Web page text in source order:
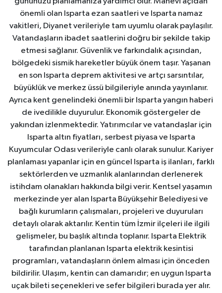
önemli olan Isparta ezan saatleri ve Isparta namaz
vakitleri, Diyanet verileriyle tam uyumlu olarak paylaşılır.
Vatandaşların ibadet saatlerini doğru bir şekilde takip
etmesi sağlanır. Güvenlik ve farkındalık açısından,
bölgedeki sismik hareketler büyük önem taşır. Yaşanan
en son Isparta deprem aktivitesi ve artçı sarsıntılar,
büyüklük ve merkez üssü bilgileriyle anında yayınlanır.
Ayrıca kent genelindeki önemli bir Isparta yangın haberi
de ivedilikle duyurulur. Ekonomik göstergeler de
yakından izlenmektedir. Yatırımcılar ve vatandaşlar için
Isparta altın fiyatları, serbest piyasa ve Isparta
Kuyumcular Odası verileriyle canlı olarak sunulur. Kariyer
planlaması yapanlar için en güncel Isparta iş ilanları, farklı
sektörlerden ve uzmanlık alanlarından derlenerek
istihdam olanakları hakkında bilgi verir. Kentsel yaşamın
merkezinde yer alan Isparta Büyükşehir Belediyesi ve
bağlı kurumların çalışmaları, projeleri ve duyuruları
detaylı olarak aktarılır. Kentin tüm İzmir ilçeleri ile ilgili
gelişmeler, bu başlık altında toplanır. Isparta Elektrik
tarafından planlanan Isparta elektrik kesintisi
programları, vatandaşların önlem alması için önceden
bildirilir. Ulaşım, kentin can damarıdır; en uygun Isparta
uçak bileti seçenekleri ve sefer bilgileri burada yer alır.